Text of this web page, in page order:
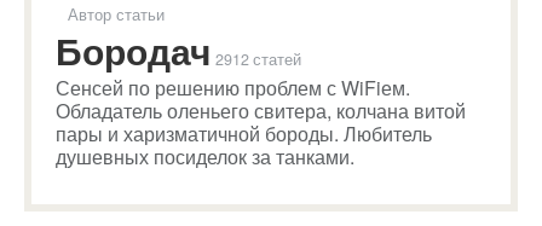
Автор статьи
Бородач 2912 статей
Сенсей по решению проблем с WiFiем.
Обладатель оленьего свитера, колчана витой
пары и харизматичной бороды. Любитель
душевных посиделок за танками.